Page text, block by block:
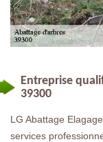
Entreprise
39300
LG Abattage
services